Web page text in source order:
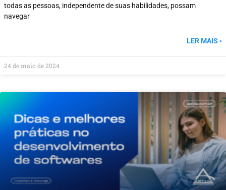
todas as pessoas, independente de suas habilidades, possam
navegar
LER MAIS •
24 de maio de 2024